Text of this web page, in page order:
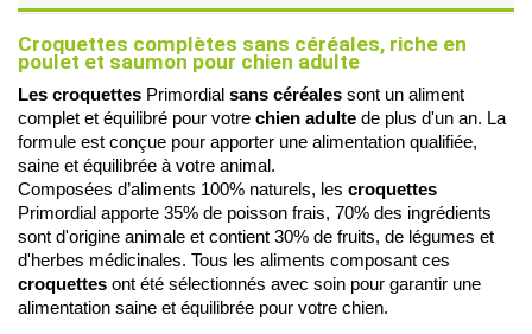
Croquettes complètes sans céréales, riche en
poulet et saumon pour chien adulte
Les croquettes Primordial sans céréales sont un aliment
complet et équilibré pour votre chien adulte de plus d'un an. La
formule est conçue pour apporter une alimentation qualifiée,
saine et équilibrée à votre animal.
Composées d’aliments 100% naturels, les croquettes
Primordial apporte 35% de poisson frais, 70% des ingrédients
sont d'origine animale et contient 30% de fruits, de légumes et
d'herbes médicinales. Tous les aliments composant ces
croquettes ont été sélectionnés avec soin pour garantir une
alimentation saine et équilibrée pour votre chien.